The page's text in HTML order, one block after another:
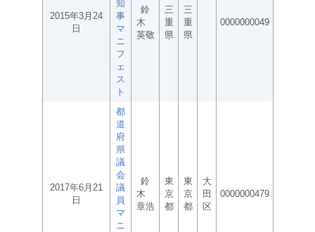
2015年3月24
日
知
事
マ
ニ
フ
ェ
ス
ト
鈴
木
英敬
三
重
県
三
重
県
0000000049
2017年6月21
日
都
道
府
県
議
会
議
員
マ
ニ
鈴
木
章浩
東
京
都
東
京
都
大
田
区
0000000479